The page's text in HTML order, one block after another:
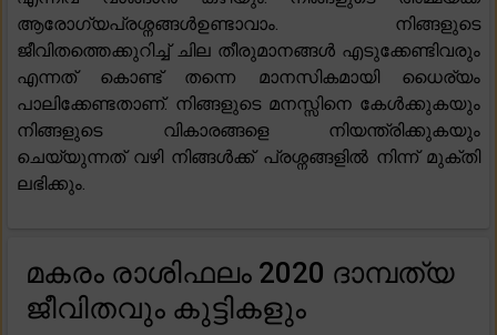
ആരോഗ്യപ്രശ്നങ്ങൾഉണ്ടാവാം. നിങ്ങളുടെ
ജീവിതത്തെക്കുറിച്ച് ചില തീരുമാനങ്ങൾ എടുക്കേണ്ടിവരും
എന്നത് കൊണ്ട് തന്നെ മാനസികമായി ധൈര്യം
പാലിക്കേണ്ടതാണ്. നിങ്ങളുടെ മനസ്സിനെ കേൾക്കുകയും
നിങ്ങളുടെ വികാരങ്ങളെ നിയന്ത്രിക്കുകയും
ചെയ്യുന്നത് വഴി നിങ്ങൾക്ക് പ്രശ്നങ്ങളിൽ നിന്ന് മുക്തി
ലഭിക്കും.
മകരം രാശിഫലം 2020 ദാമ്പത്യ
ജീവിതവും കുട്ടികളും